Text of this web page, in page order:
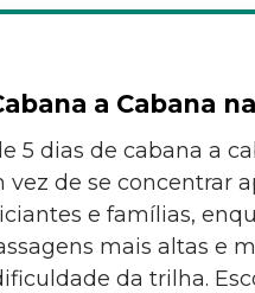
a Cabana
5 dias de cabana a
de se concentrar
e famílias,
mais altas e
da trilha.